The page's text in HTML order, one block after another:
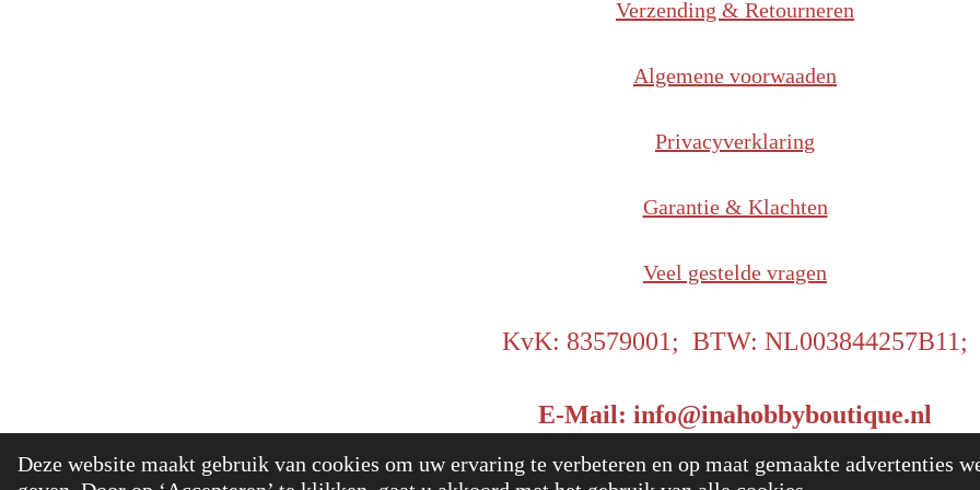
Deze website maakt gebruik van cookies om uw ervaring te verbeteren en op maat gemaakte advertenties
Verzending & Retourneren
Algemene voorwaaden
Privacyverklaring
Garantie & Klachten
Veel gestelde vragen
KvK: 83579001; BTW: NL003844257B11;
E-Mail: info@inahobbyboutique.nl
© 2021 - 2025 InaHobbyBoutique